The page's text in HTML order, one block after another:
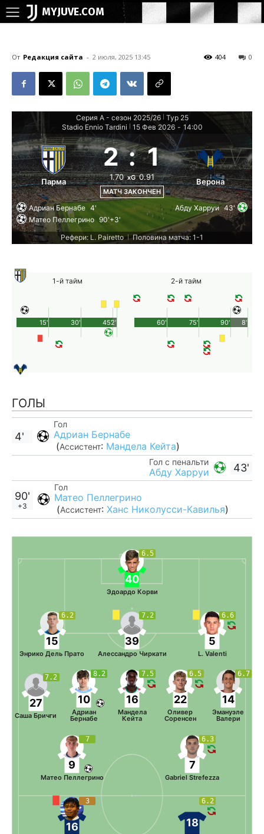
MYJUVE.COM
От Редакция сайта - 2 июля, 2025 13:45 0
404
Серия А - сезон 2025/26
Тур 25
Stadio Ennio Tardini
15 Фев 2026 - 14:00
Парма
2 : 1
1.70 xG 0.91
МАТЧ ЗАКОНЧЕН
Верона
Адриан Бернабе 4'
Матео Пеллегрино 90'+3'
Абду Харруи 43'
Рефери: L. Pairetto | Половина матча: 1-1
1-й тайм
45'
15' 30' 2'
2-й тайм
90'
60' 75' 8'
ГОЛЫ
Гол
Адриан Бернабе
(Ассистент: Мандела Кейта)
4'
43'
Гол с пенальти
Абду Харруи
Гол
Матео Пеллегрино
(Ассистент: Ханс Николусси-Кавилья)
90'
+3
6.5
40
Эдоардо Корви
6.6
5
L. Valenti
7.2
39
Алессандро Чиркати
6.2
15
Энрико Дель Прато
6.7
14
Эмануэле
Валери
6.5
22
Оливер
Соренсен
7.5
16
Мандела
Кейта
8.2
10
Адриан
Бернабе
7.2
27
Саша Бричги
6.3
7
Gabriel Strefezza
7
9
Матео Пеллегрино
3
16
6.2
18